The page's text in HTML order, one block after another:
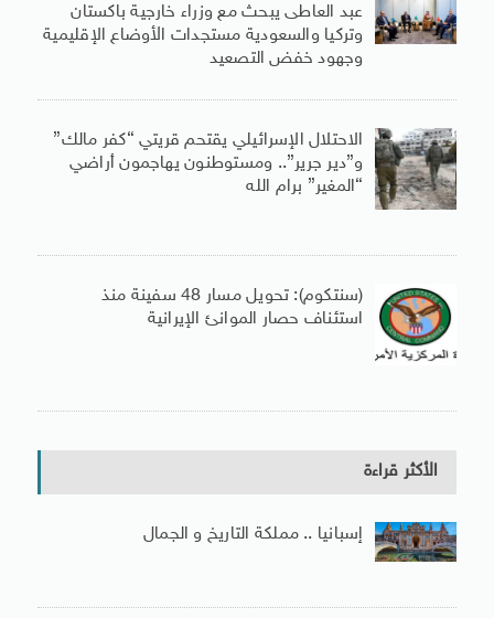
عبد العاطى يبحث مع وزراء خارجية باكستان
وتركيا والسعودية مستجدات الأوضاع الإقليمية
وجهود خفض التصعيد
الاحتلال الإسرائيلي يقتحم قريتي “كفر مالك”
و”دير جرير”.. ومستوطنون يهاجمون أراضي
“المغير” برام الله
(سنتكوم): تحويل مسار 48 سفينة منذ
استئناف حصار الموانئ الإيرانية
الأكثر قراءة
إسبانيا .. مملكة التاريخ و الجمال